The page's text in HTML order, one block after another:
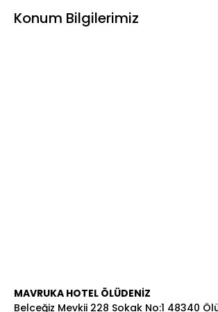
Konum Bilgilerimiz
MAVRUKA HOTEL ÖLÜDENİZ
Belceğiz Mevkii 228 Sokak No:1 48340